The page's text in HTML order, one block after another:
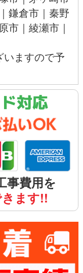
鎌倉市｜ 秦野
市｜ 綾瀬市｜
ますので予
対応
事費用を
ます!!